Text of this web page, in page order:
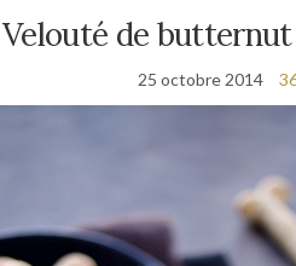
Velouté de
25 octobre 2014